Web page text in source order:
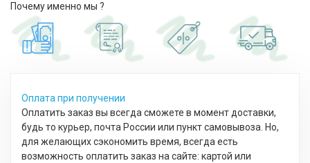
Почему именно мы ?
Оплата при получении
Оплатить заказ вы всегда сможете в момент доставки,
будь то курьер, почта России или пункт самовывоза. Но,
для желающих сэкономить время, всегда есть
возможность оплатить заказ на сайте: картой или